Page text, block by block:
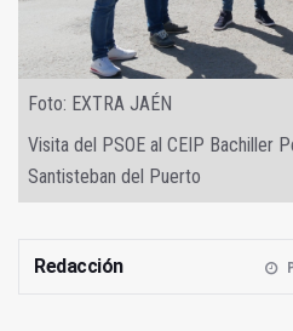
Foto: EXTRA JAÉN
Visita del PSOE al CEIP Bachiller
Santisteban del Puerto
Redacción